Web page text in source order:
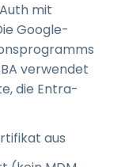
mit
Google-
verwendet
die Entra-
aus